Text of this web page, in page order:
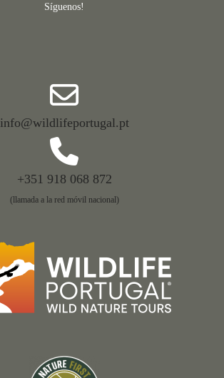
Síguenos!
info@wildlifeportugal.pt
+351 918 068 872
(llamada a la red móvil nacional)